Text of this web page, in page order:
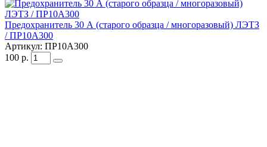
Предохранитель 30 А (старого образца / многоразовый) ЛЭТЗ
/ ПР10А300
Артикул: ПР10А300
100 р.